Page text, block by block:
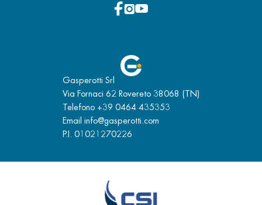
Gasperotti Srl
Via Fornaci 62 Rovereto 38068 (TN)
Telefono +39 0464 435353
Email info@gasperotti.com
P.I. 01021270226